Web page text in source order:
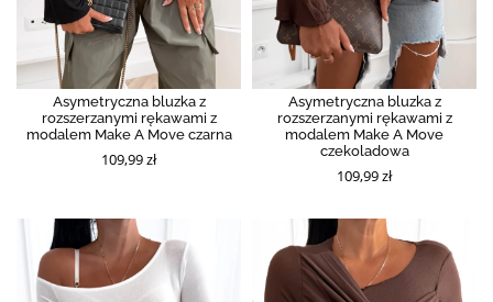
Asymetryczna bluzka z
rozszerzanymi rękawami z
modalem Make A Move czarna
109,99 zł
Asymetryczna bluzka z
rozszerzanymi rękawami z
modalem Make A Move
czekoladowa
109,99 zł